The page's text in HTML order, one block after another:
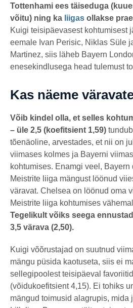
Tottenhami ees täiseduga
võitu) ning ka liigas ollakse
Kuigi teisipäevasest kohtumisest
eemale Ivan Perisic, Niklas Süle
Martinez, siis läheb Bayern
enesekindlusega head tulemust
Kas näeme
Võib kindel olla, et selles
– üle 2,5 (koefitsient 1,59)
tõenäoline, arvestades, et nii on
viimases kolmes ja Bayerni
kohtumises. Enamgi veel,
Meistrite liiga mängust löönud
väravat. Chelsea on löönud oma
Meistrite liiga kohtumises
Tegelikult võiks seega
3,5 värava (2,50).
Kuigi võõrustajad on suutnud
mängu püsida kaotuseta, siis ei
sellegipoolest teisipäeval
(võidukoefitsient 4,15). Ei tohiks
mängud toimusid alagrupis, mida